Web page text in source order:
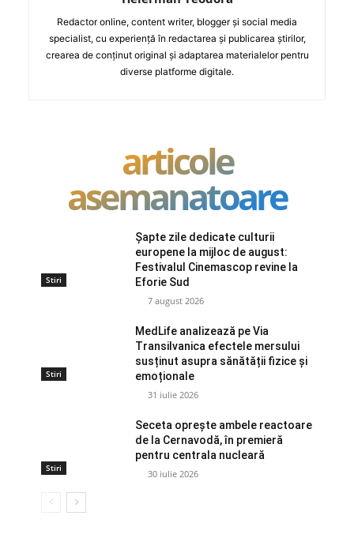
Redactor online, content writer, blogger și social media
specialist, cu experiență în redactarea și publicarea știrilor,
crearea de conținut original și adaptarea materialelor pentru
diverse platforme digitale.
articole
asemanatoare
Stiri
Șapte zile dedicate culturii
europene la mijloc de august:
Festivalul Cinemascop revine la
Eforie Sud
7 august 2026
Stiri
MedLife analizează pe Via
Transilvanica efectele mersului
susținut asupra sănătății fizice și
emoționale
31 iulie 2026
Stiri
Seceta oprește ambele reactoare
de la Cernavodă, în premieră
pentru centrala nucleară
30 iulie 2026